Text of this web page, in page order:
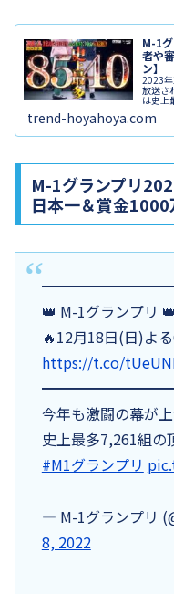
M-1
者や
ン】
2023
放送さ
は史上
が決
敗者復
者にな
trend-hoyahoya.com
M-1グランプリ
日本一＆賞金1000
👑 M-1グランプリ 👑
🔥12月18日(日)よ
https://t.co/
今年も激闘の幕が上
史上最多7,261組の
#M1グランプリ
— M-1グランプリ
8, 2022